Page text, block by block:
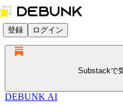
登録 ログイン
Substackで
DEBUNK AI